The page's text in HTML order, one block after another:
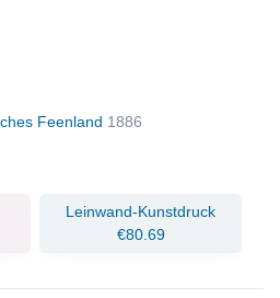
Feenland 1886
Leinwand-Kunstdruck
€80.69